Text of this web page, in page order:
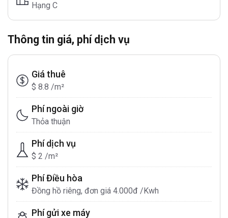
Hạng C
Thông tin giá, phí dịch vụ
Giá thuê
$ 8.8 /m²
Phí ngoài giờ
Thỏa thuận
Phí dịch vụ
$ 2 /m²
Phí Điều hòa
Đồng hồ riêng, đơn giá 4.000đ /Kwh
Phí gửi xe máy